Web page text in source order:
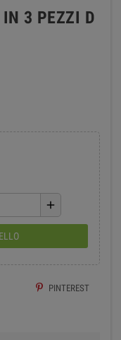
IN 3 PEZZI D
add
PINTEREST